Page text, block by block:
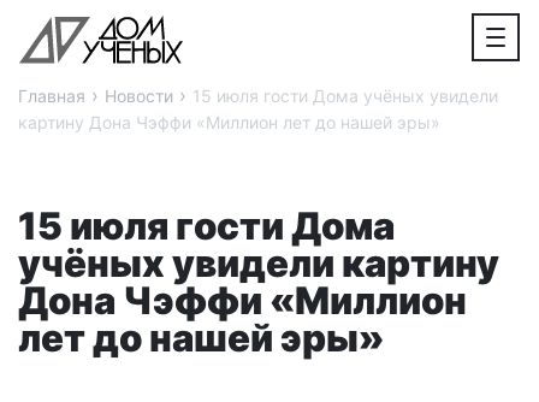
Главная › Новости › 15 июля гости Дома учёных увидели
картину Дона Чэффи «Миллион лет до нашей эры»
15 июля гости Дома
учёных увидели картину
Дона Чэффи «Миллион
лет до нашей эры»